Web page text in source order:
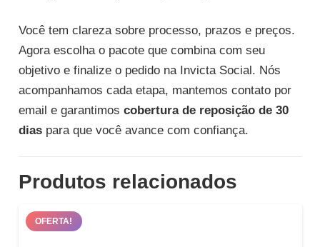
Você tem clareza sobre processo, prazos e preços.
Agora escolha o pacote que combina com seu
objetivo e finalize o pedido na Invicta Social. Nós
acompanhamos cada etapa, mantemos contato por
email e garantimos cobertura de reposição de 30
diaspara que você avance com confiança.
Produtos relacionados
OFERTA!